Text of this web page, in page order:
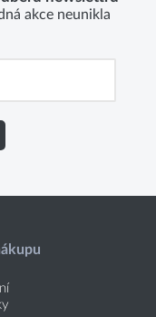
akce neunikla